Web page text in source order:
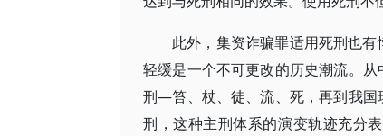
此外，集资诈骗罪适用死刑也有
轻缓是一个不可更改的历史潮流。
刑—笞、杖、徒、流、死，再到我
刑，这种主刑体系的演变轨迹充分